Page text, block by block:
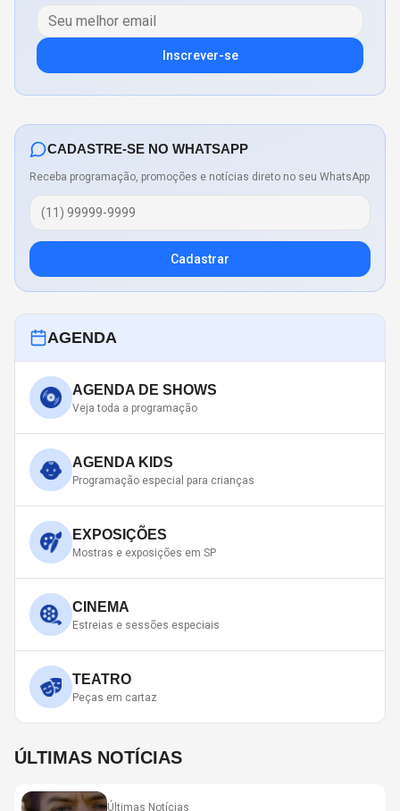
Inscrever-se
CADASTRE-SE NO WHATSAPP
Receba programação, promoções e notícias direto no seu WhatsApp
Cadastrar
AGENDA
AGENDA DE SHOWS
Veja toda a programação
AGENDA KIDS
Programação especial para crianças
EXPOSIÇÕES
Mostras e exposições em SP
CINEMA
Estreias e sessões especiais
TEATRO
Peças em cartaz
ÚLTIMAS NOTÍCIAS
Últimas Notícias